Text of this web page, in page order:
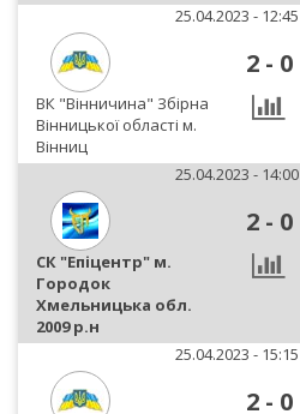
25.04.2023 - 12:45
2 - 0
ВК "Вінничина" Збірна
Вінницької області м.
Вінниц
25.04.2023 - 14:00
2 - 0
СК "Епіцентр" м.
Городок
Хмельницька обл.
2009 р.н
25.04.2023 - 15:15
2 - 0